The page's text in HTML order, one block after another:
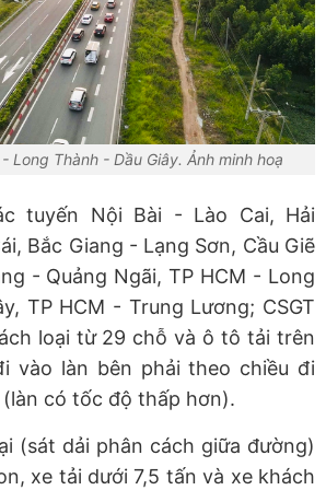
Long Thành - Dầu Giây. Ảnh minh hoạ
tuyến Nội Bài - Lào Cai, Hải
Bắc Giang - Lạng Sơn, Cầu Giẽ
- Quảng Ngãi, TP HCM - Long
TP HCM - Trung Lương; CSGT
loại từ 29 chỗ và ô tô tải trên
vào làn bên phải theo chiều đi
có tốc độ thấp hơn).
(sát dải phân cách giữa đường)
xe tải dưới 7,5 tấn và xe khách